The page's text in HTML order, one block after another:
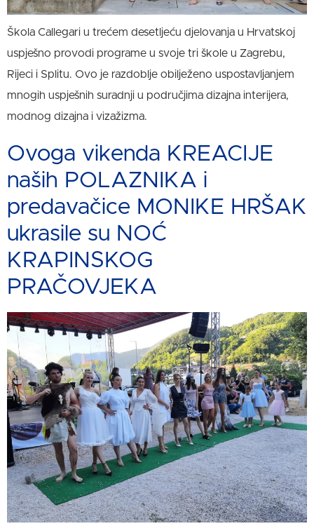
Škola Callegari u trećem desetljeću djelovanja u Hrvatskoj
uspješno provodi programe u svoje tri škole u Zagrebu,
Rijeci i Splitu. Ovo je razdoblje obilježeno uspostavljanjem
mnogih uspješnih suradnji u područjima dizajna interijera,
modnog dizajna i vizažizma.
Ovoga vikenda KREACIJE
naših POLAZNIKA i
predavačice MONIKE HRŠAK
ukrasile su NOĆ
KRAPINSKOG
PRAČOVJEKA